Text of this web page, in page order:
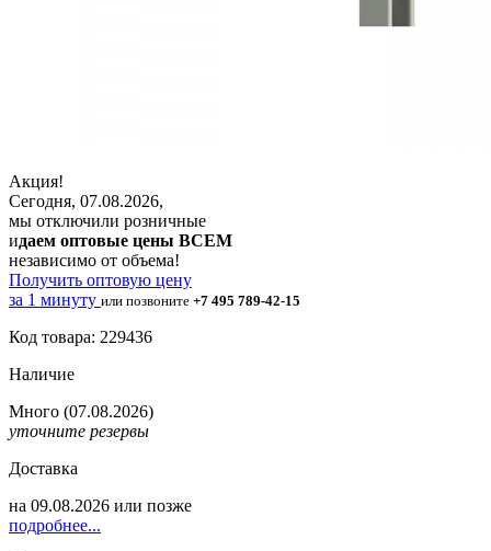
Акция!
Сегодня, 07.08.2026,
мы отключили розничные
идаем оптовые цены ВСЕМ
независимо от объема!
Получить оптовую цену
за 1 минуту или позвоните +7 495 789-42-15
Код товара: 229436
Наличие
Много (07.08.2026)
уточните резервы
Доставка
на 09.08.2026 или позже
подробнее...